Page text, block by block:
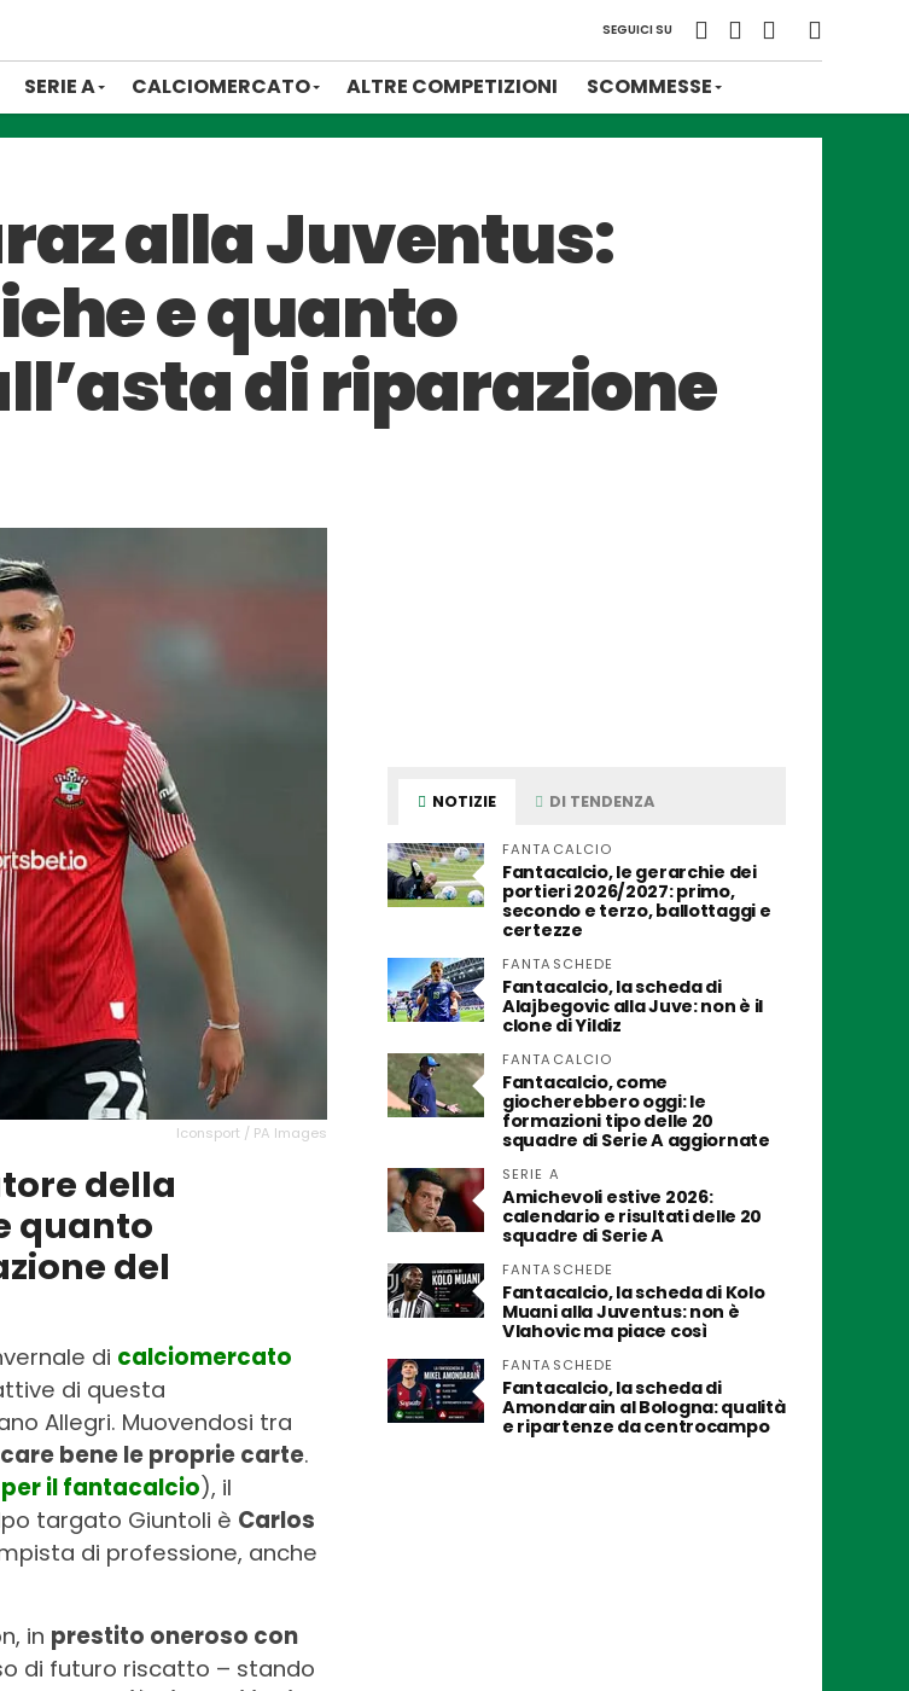
SEGUICI SU
SERIE A CALCIOMERCATO ALTRE COMPETIZIONI SCOMMESSE
alla Juventus:
e quanto
di riparazione
Iconsport / PA Images
della
quanto
del
di calciomercato
di questa
Allegri. Muovendosi tra
bene le proprie carte.
il fantacalcio), il
targato Giuntoli è Carlos
di professione, anche
in prestito oneroso con
di futuro riscatto – stando
NOTIZIE DI TENDENZA
FANTACALCIO
Fantacalcio, le gerarchie dei
portieri 2026/2027: primo,
secondo e terzo, ballottaggi e
certezze
FANTASCHEDE
Fantacalcio, la scheda di
Alajbegovic alla Juve: non è il
clone di Yildiz
FANTACALCIO
Fantacalcio, come
giocherebbero oggi: le
formazioni tipo delle 20
squadre di Serie A aggiornate
SERIE A
Amichevoli estive 2026:
calendario e risultati delle 20
squadre di Serie A
FANTASCHEDE
Fantacalcio, la scheda di Kolo
Muani alla Juventus: non è
Vlahovic ma piace così
FANTASCHEDE
Fantacalcio, la scheda di
Amondarain al Bologna: qualità
e ripartenze da centrocampo